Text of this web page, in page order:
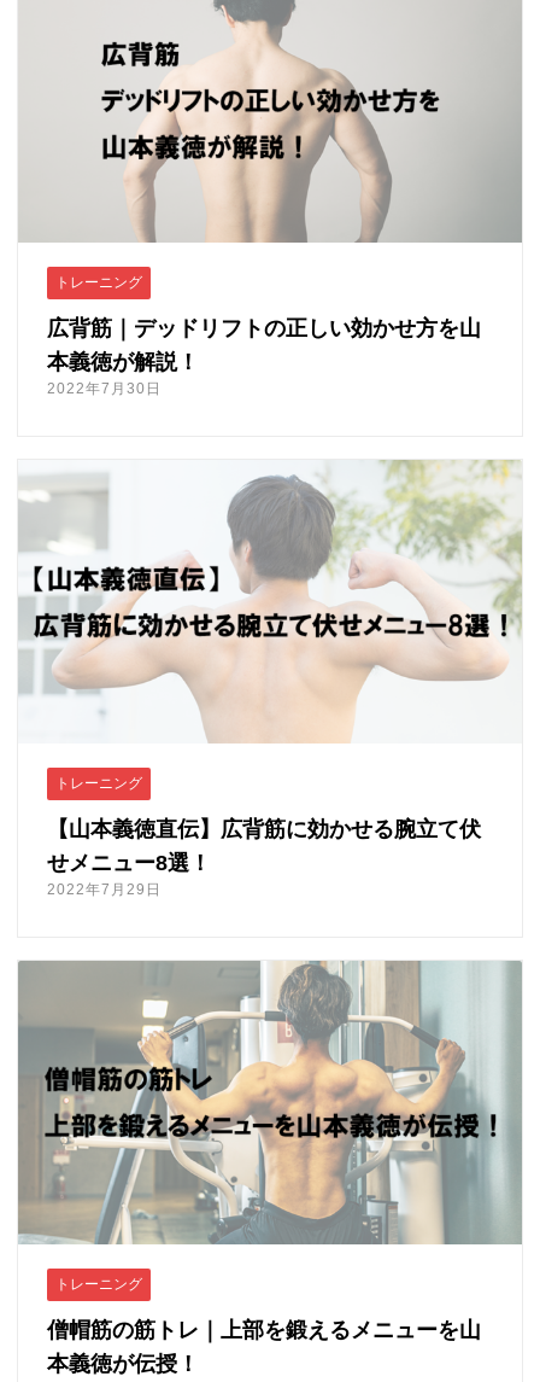
トレーニング
広背筋｜デッドリフトの正しい効かせ方を山
本義徳が解説！
2022年7月30日
トレーニング
【山本義徳直伝】広背筋に効かせる腕立て伏
せメニュー8選！
2022年7月29日
トレーニング
僧帽筋の筋トレ｜上部を鍛えるメニューを山
本義徳が伝授！